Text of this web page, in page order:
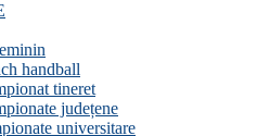
handball
tineret
județene
universitare